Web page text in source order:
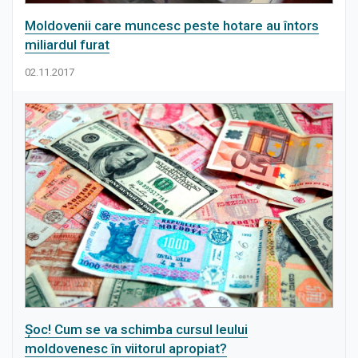
Moldovenii care muncesc peste hotare au întors
miliardul furat
02.11.2017
Șoc! Cum se va schimba cursul leului
moldovenesc în viitorul apropiat?